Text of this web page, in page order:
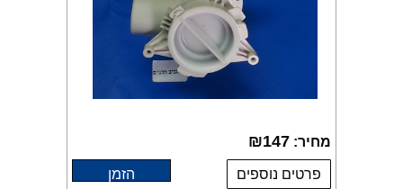
מחיר: ₪147
פרטים נוספים הזמן